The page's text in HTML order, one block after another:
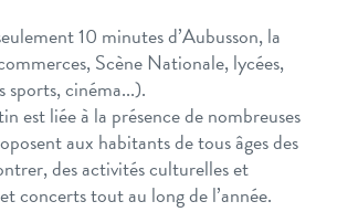
10 minutes d’Aubusson, la
Scène Nationale, lycées,
sports, cinéma...).
est liée à la présence de nombreuses
aux habitants de tous âges des
des activités culturelles et
concerts tout au long de l’année.